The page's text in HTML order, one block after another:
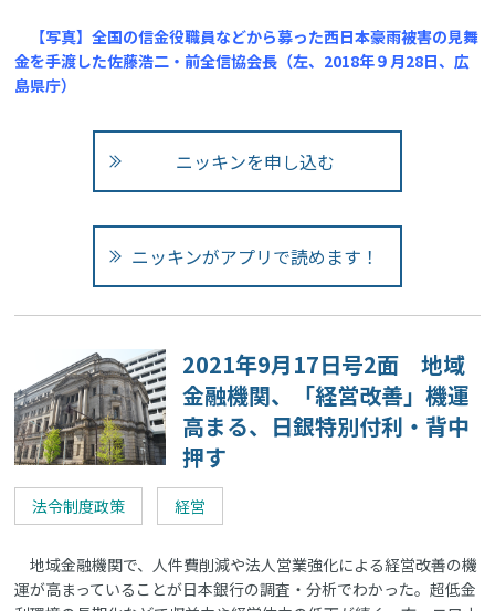
【写真】全国の信金役職員などから募った西日本豪雨被害の見舞
金を手渡した佐藤浩二・前全信協会長（左、2018年９月28日、広
島県庁）
ニッキンを申し込む
ニッキンがアプリで読めます！
2021年9月17日号2面 地域
金融機関、「経営改善」機運
高まる、日銀特別付利・背中
押す
法令制度政策 経営
地域金融機関で、人件費削減や法人営業強化による経営改善の機
運が高まっていることが日本銀行の調査・分析でわかった。超低金